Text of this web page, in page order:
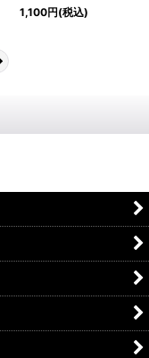
1,100円(税込)